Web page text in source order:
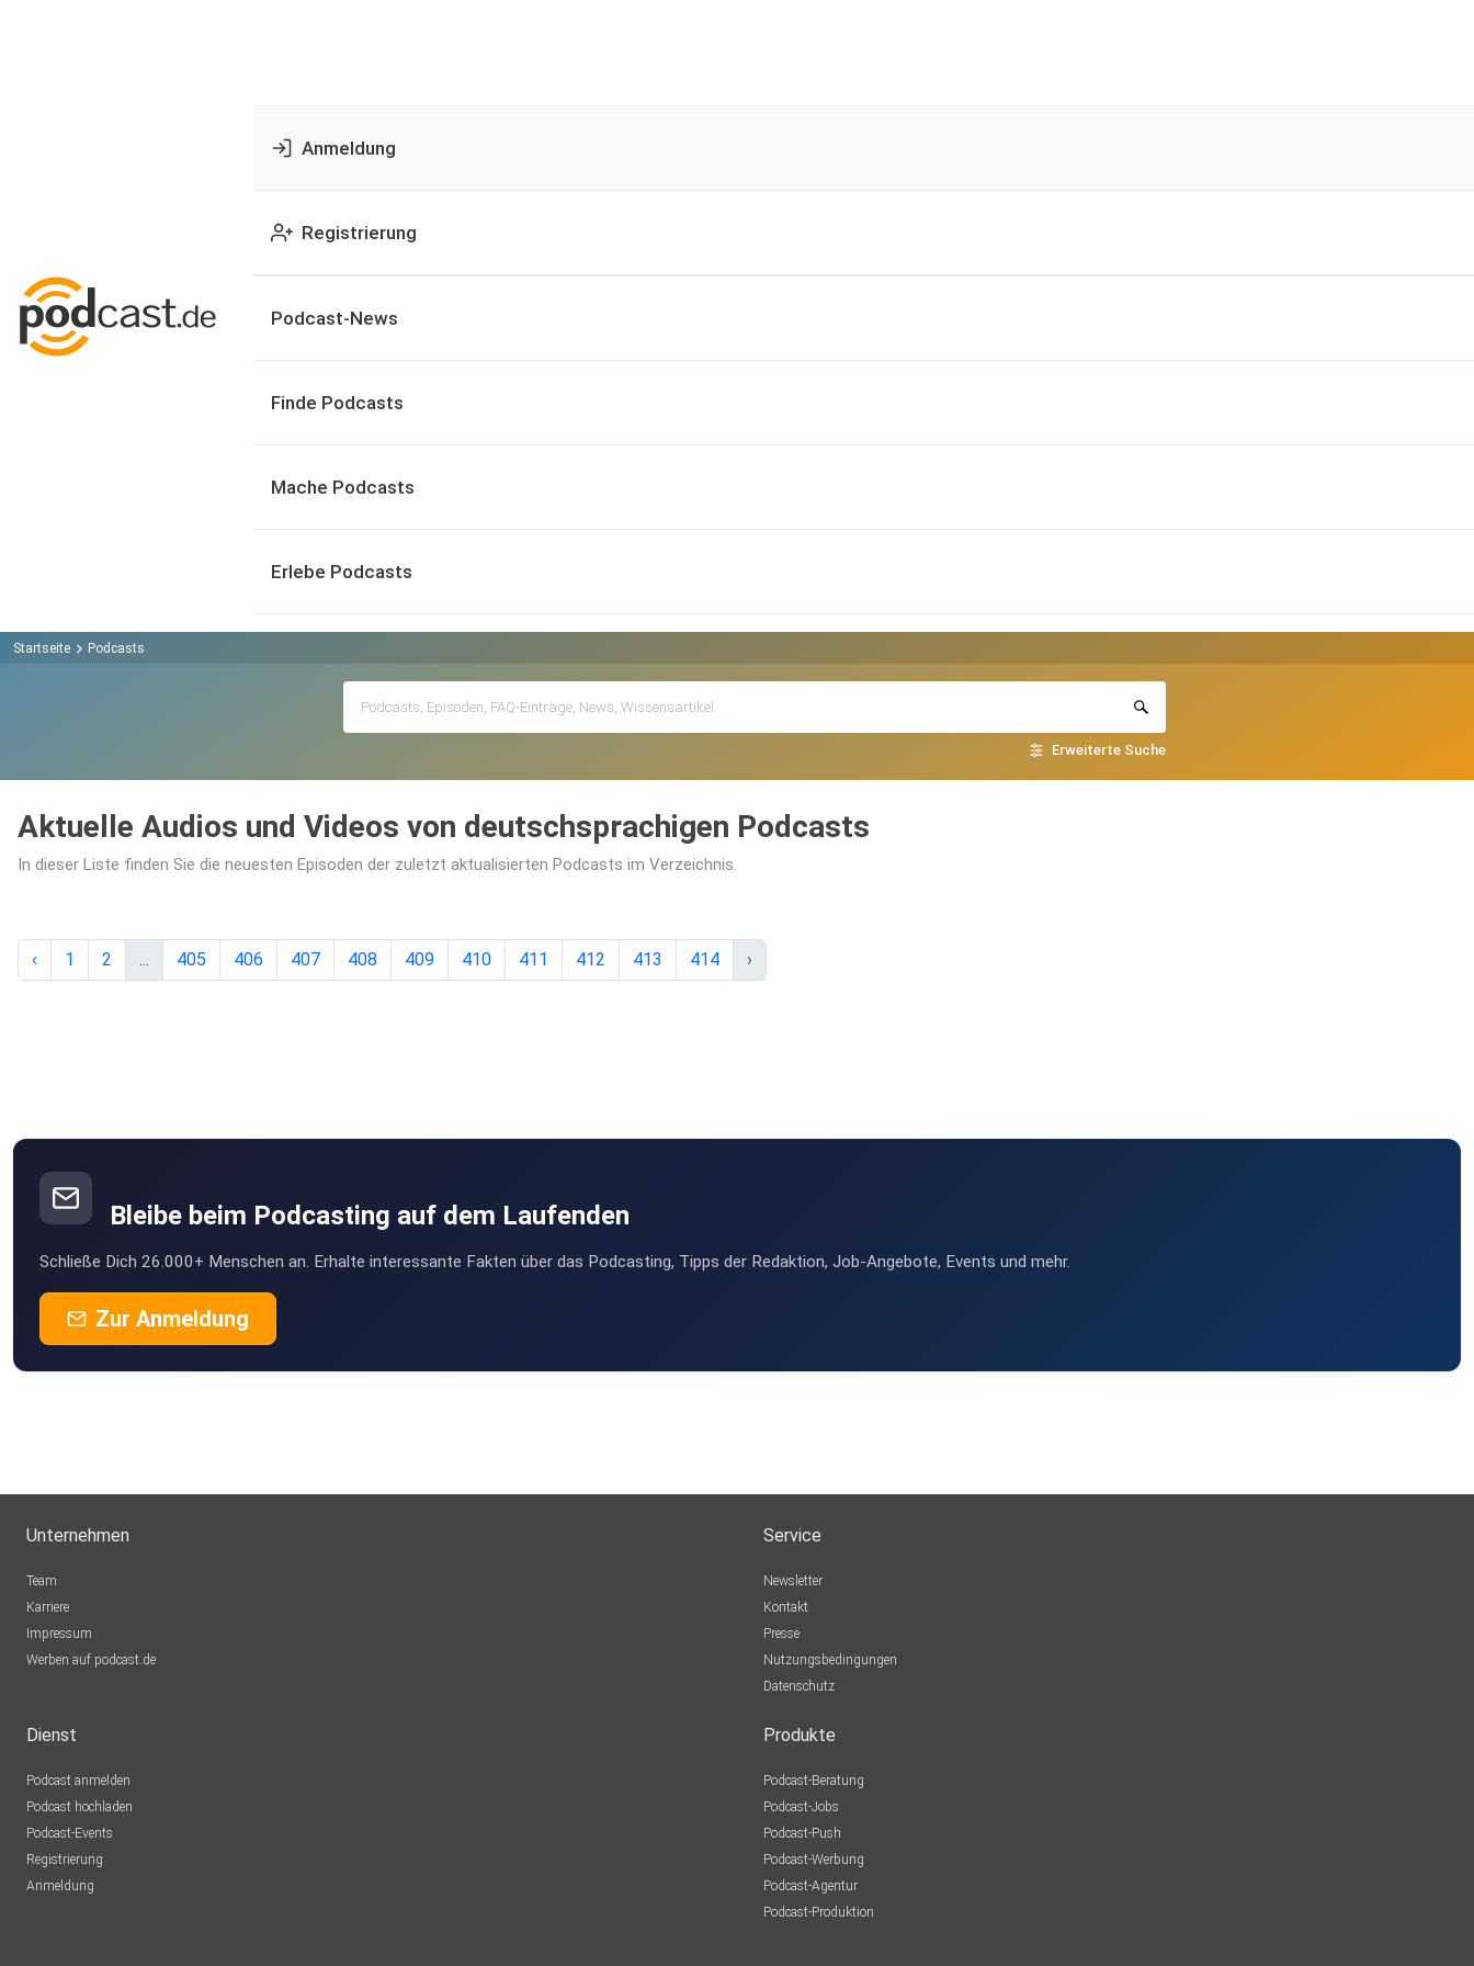
Anmeldung
Registrierung
Podcast-News
Finde Podcasts
Mache Podcasts
Erlebe Podcasts
Startseite Podcasts
Erweiterte Suche
Aktuelle Audios und Videos von deutschsprachigen Podcasts
In dieser Liste finden Sie die neuesten Episoden der zuletzt aktualisierten Podcasts im Verzeichnis.
‹ 1 2 ... 405 406 407 408 409 410 411 412 413 414 ›
Bleibe beim Podcasting auf dem Laufenden
Schließe Dich 26.000+ Menschen an. Erhalte interessante Fakten über das Podcasting, Tipps der Redaktion, Job-Angebote, Events und mehr.
Zur Anmeldung
Unternehmen
Team
Karriere
Impressum
Werben auf podcast.de
Service
Newsletter
Kontakt
Presse
Nutzungsbedingungen
Datenschutz
Dienst
Podcast anmelden
Podcast hochladen
Podcast-Events
Registrierung
Anmeldung
Produkte
Podcast-Beratung
Podcast-Jobs
Podcast-Push
Podcast-Werbung
Podcast-Agentur
Podcast-Produktion